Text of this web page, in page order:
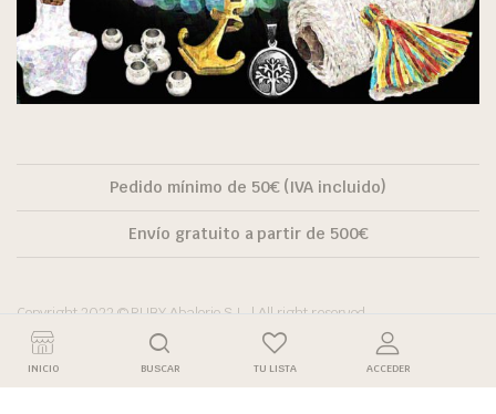
Pedido mínimo de 50€ (IVA incluido)
Envío gratuito a partir de 500€
Copyright 2022 © RUBY Abalorio S.L. | All right reserved.
INICIO BUSCAR TU LISTA ACCEDER